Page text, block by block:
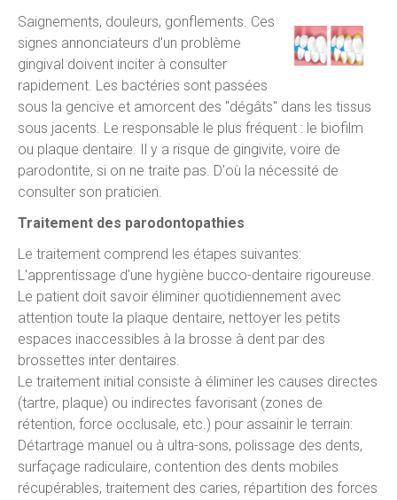
Saignements, douleurs, gonflements. Ces
signes annonciateurs d'un problème
gingival doivent inciter à consulter
rapidement. Les bactéries sont passées
sous la gencive et amorcent des "dégâts" dans les tissus
sous jacents. Le responsable le plus fréquent : le biofilm
ou plaque dentaire. Il y a risque de gingivite, voire de
parodontite, si on ne traite pas. D'où la nécessité de
consulter son praticien.
Traitement des parodontopathies
Le traitement comprend les étapes suivantes:
L'apprentissage d'une hygiène bucco-dentaire rigoureuse.
Le patient doit savoir éliminer quotidiennement avec
attention toute la plaque dentaire, nettoyer les petits
espaces inaccessibles à la brosse à dent par des
brossettes inter dentaires.
Le traitement initial consiste à éliminer les causes directes
(tartre, plaque) ou indirectes favorisant (zones de
rétention, force occlusale, etc.) pour assainir le terrain:
Détartrage manuel ou à ultra-sons, polissage des dents,
surfaçage radiculaire, contention des dents mobiles
récupérables, traitement des caries, répartition des forces